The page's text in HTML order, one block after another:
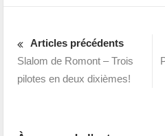
Articles précédents
Slalom de Romont – Trois
pilotes en deux dixièmes!